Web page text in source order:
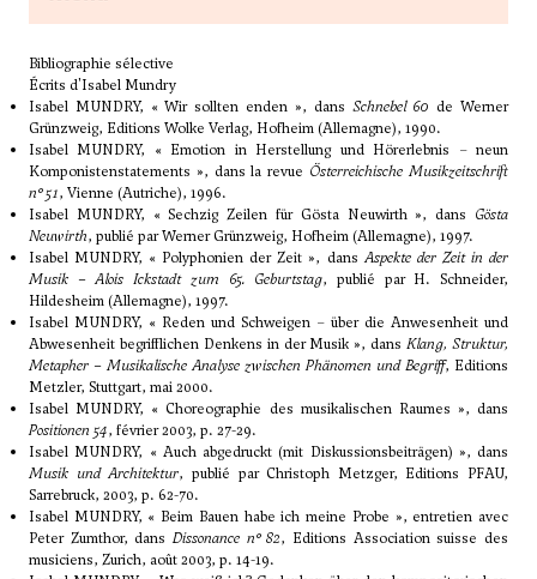
Bibliographie sélective
Écrits d'Isabel Mundry
Isabel MUNDRY, « Wir sollten enden », dans Schnebel 60 de Werner
Grünzweig, Editions Wolke Verlag, Hofheim (Allemagne), 1990.
Isabel MUNDRY, « Emotion in Herstellung und Hörerlebnis – neun
Komponistenstatements », dans la revue Österreichische Musikzeitschrift
n° 51, Vienne (Autriche), 1996.
Isabel MUNDRY, « Sechzig Zeilen für Gösta Neuwirth », dans Gösta
Neuwirth, publié par Werner Grünzweig, Hofheim (Allemagne), 1997.
Isabel MUNDRY, « Polyphonien der Zeit », dansAspekte der Zeit in der
Musik – Alois Ickstadt zum 65. Geburtstag, publié par H. Schneider,
Hildesheim (Allemagne), 1997.
Isabel MUNDRY, « Reden und Schweigen – über die Anwesenheit und
Abwesenheit begrifflichen Denkens in der Musik », dansKlang, Struktur,
Metapher – Musikalische Analyse zwischen Phänomen und Begriff, Editions
Metzler, Stuttgart, mai 2000.
Isabel MUNDRY, « Choreographie des musikalischen Raumes », dans
Positionen 54, février 2003, p. 27-29.
Isabel MUNDRY, « Auch abgedruckt (mit Diskussionsbeiträgen) », dans
Musik und Architektur, publié par Christoph Metzger, Editions PFAU,
Sarrebruck, 2003, p. 62-70.
Isabel MUNDRY, « Beim Bauen habe ich meine Probe », entretien avec
Peter Zumthor, dans Dissonance n° 82, Editions Association suisse des
musiciens, Zurich, août 2003, p. 14-19.